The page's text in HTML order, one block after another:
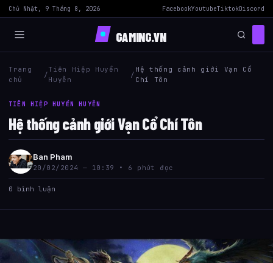
Chủ Nhật, 9 Tháng 8, 2026 FacebookYoutubeTiktokDiscord
GAMING.VN
Trang
chủ
/
Tiên Hiệp Huyền
Huyễn
/
Hệ thống cảnh giới Vạn Cổ
Chí Tôn
TIÊN HIỆP HUYỀN HUYỄN
Hệ thống cảnh giới Vạn Cổ Chí Tôn
Ban Pham
20/02/2024 — 10:39 • 6 phút đọc
0 bình luận